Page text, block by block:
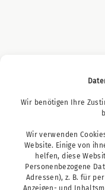
Wir benötigen Ihre
Wir verwenden
Website. Einige von
helfen, diese
Personenbezogene
Adressen), z. B. für
Anzeigen- und